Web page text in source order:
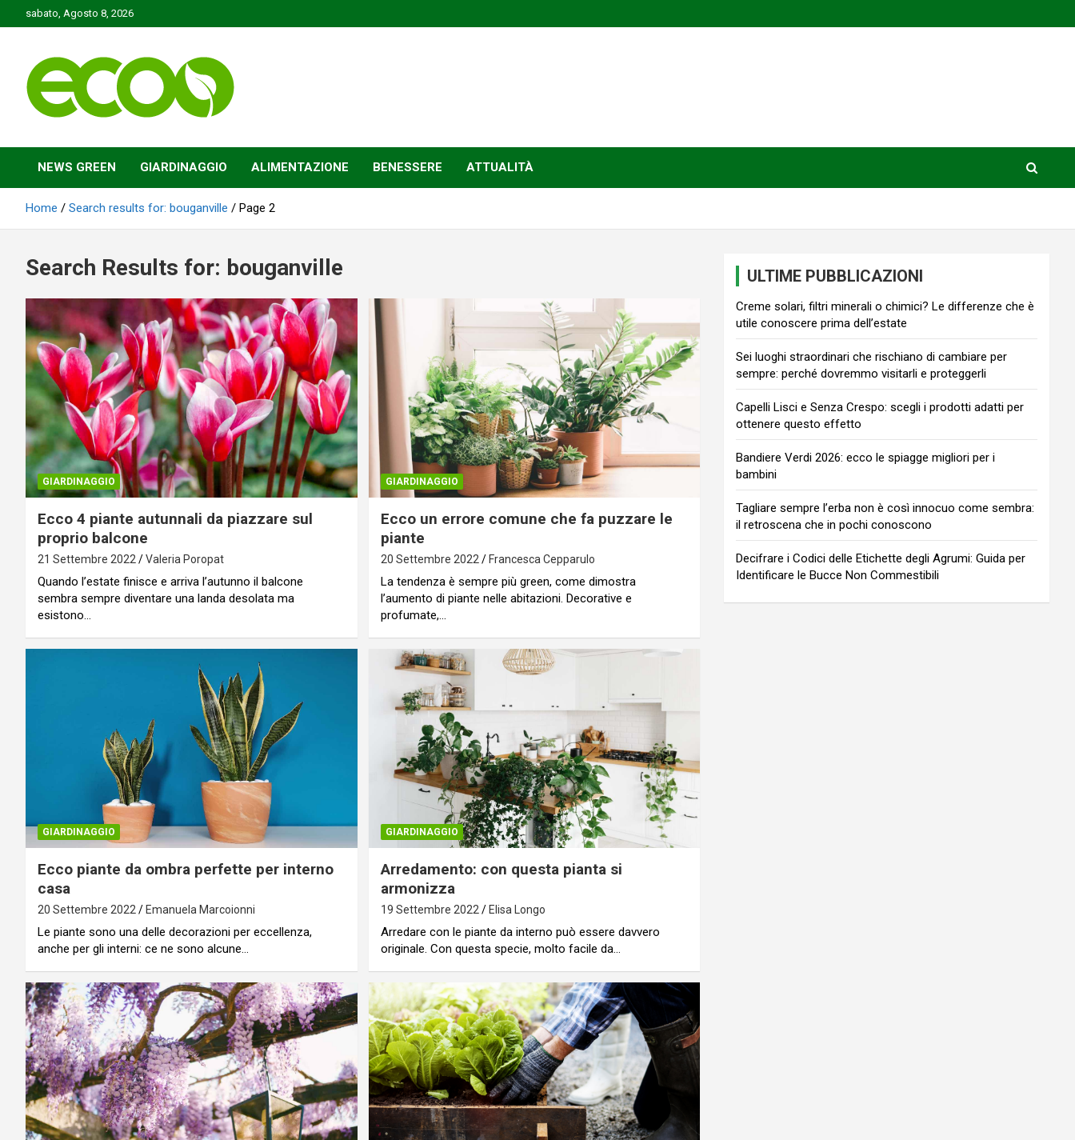
to
sabato, Agosto 8, 2026
Ecoo.it
NEWS GREEN GIARDINAGGIO ALIMENTAZIONE BENESSERE ATTUALITÀ
Home Search results for: bouganville Page 2
Search Results for: bouganville
GIARDINAGGIO
Ecco 4 piante autunnali da piazzare sul
proprio balcone
21 Settembre 2022 Valeria Poropat
Quando l’estate finisce e arriva l’autunno il balcone
sembra sempre diventare una landa desolata ma
esistono…
GIARDINAGGIO
Ecco un errore comune che fa puzzare le
piante
20 Settembre 2022 Francesca Cepparulo
La tendenza è sempre più green, come dimostra
l’aumento di piante nelle abitazioni. Decorative e
profumate,…
GIARDINAGGIO
Ecco piante da ombra perfette per interno
casa
20 Settembre 2022 Emanuela Marcoionni
Le piante sono una delle decorazioni per eccellenza,
anche per gli interni: ce ne sono alcune…
GIARDINAGGIO
Arredamento: con questa pianta si
armonizza
19 Settembre 2022 Elisa Longo
Arredare con le piante da interno può essere davvero
originale. Con questa specie, molto facile da…
ULTIME PUBBLICAZIONI
Creme solari, filtri minerali o chimici? Le differenze che è
utile conoscere prima dell’estate
Sei luoghi straordinari che rischiano di cambiare per
sempre: perché dovremmo visitarli e proteggerli
Capelli Lisci e Senza Crespo: scegli i prodotti adatti per
ottenere questo effetto
Bandiere Verdi 2026: ecco le spiagge migliori per i
bambini
Tagliare sempre l’erba non è così innocuo come sembra:
il retroscena che in pochi conoscono
Decifrare i Codici delle Etichette degli Agrumi: Guida per
Identificare le Bucce Non Commestibili